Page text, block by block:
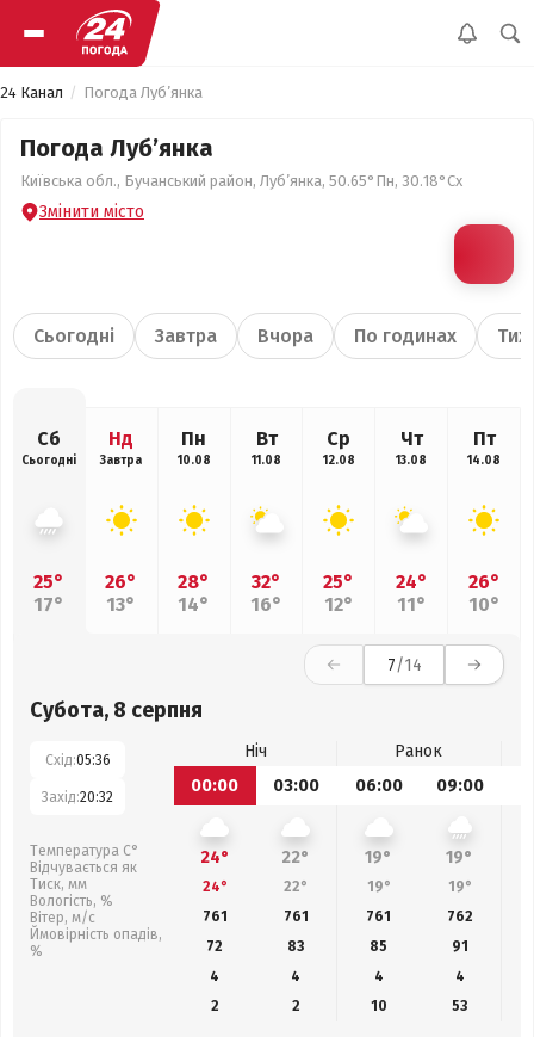
24 Канал Погода Луб’янка
Погода Луб’янка
Київська обл., Бучанський район, Луб’янка, 50.65°Пн, 30.18°Сх
Змінити місто
Сьогодні Завтра Вчора По годинах
Сб
Сьогодні
25°
17°
Нд
Завтра
26°
13°
Пн
10.08
28°
14°
Вт
11.08
32°
16°
Ср
12.08
25°
12°
Чт
13.08
24°
11°
Пт
14.08
26°
10°
7/14
Субота, 8 серпня
Схід:05:36
Захід:20:32
Температура С°
Відчувається як
Тиск, мм
Вологість, %
Вітер, м/с
Ймовірність опадів,
%
Ніч
Ранок
00:00
03:00 06:00 09:00
24° 22° 19° 19°
24° 22° 19° 19°
761
761 761 762
72
83 85 91
4
4 4
4
2
2 10 53